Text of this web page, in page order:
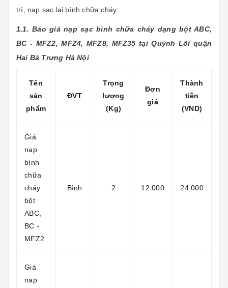
trì, nạp sạc lại bình chữa cháy:
1.1. Báo giá nạp sạc bình chữa cháy dạng bột ABC,
BC - MFZ2, MFZ4, MFZ8, MFZ35 tại Quỳnh Lôi quận
Hai Bà Trưng Hà Nội
Tên
sản
phẩm
ĐVT
Trọng
lượng
(Kg)
Đơn
giá
Thành
tiền
(VND)
Giá
nạp
bình
chữa
cháy
bột
ABC,
BC -
MFZ2
Bình 2 12.000 24.000
Giá
nạp